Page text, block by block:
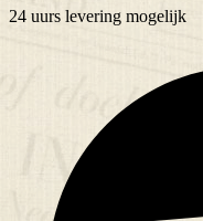
24 uurs levering mogelijk